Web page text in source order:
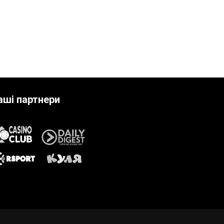
партнери